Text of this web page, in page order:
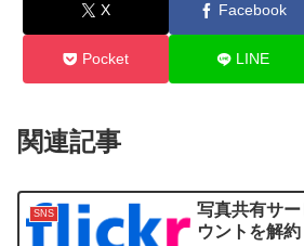
X Facebook
Pocket LINE
関連記事
SNS
写真共有サ
ウントを解約